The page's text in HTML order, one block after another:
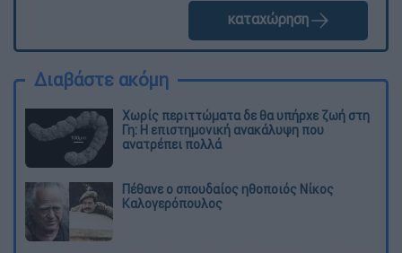
καταχώρηση
Διαβάστε ακόμη
Χωρίς περιττώματα δε θα υπήρχε ζωή στη
Γη: Η επιστημονική ανακάλυψη που
ανατρέπει πολλά
Πέθανε ο σπουδαίος ηθοποιός Νίκος
Καλογερόπουλος